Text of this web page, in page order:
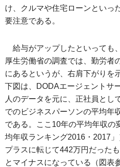
け、クルマや住宅ローンといっ
要注意である。
給与がアップしたといっても
厚生労働省の調査では、勤労者
にあるというが、右肩下がりを
下図は、DODAエージェントサ
人のデータを元に、正社員とし
でのビジネスパーソンの平均年
である。ここ10年の平均年収の
均年収ランキング2016・2017
プラスに転じて442万円だった
とマイナスになっている（図表